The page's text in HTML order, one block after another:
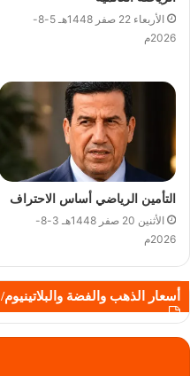
الأربعاء 22 صفر 1448هـ 5-8-
2026م
التأمين الرياضي أساس الاحتراف
الأثنين 20 صفر 1448هـ 3-8-
2026م
أسعار الذهب والفضة والبلاتينيوم/ Gold, Silver and Platinum Rate